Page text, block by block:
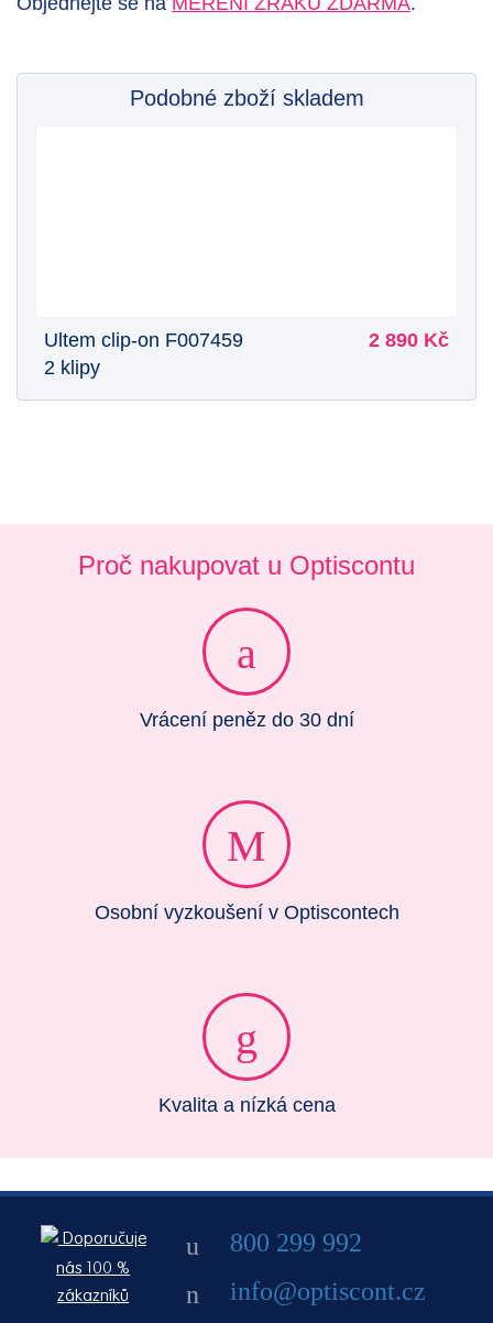
Podobné zboží skladem
Ultem clip-on F007459
2 klipy
2 890 Kč
Proč nakupovat u Optiscontu
Vrácení peněz do 30 dní
Osobní vyzkoušení v Optiscontech
Kvalita a nízká cena
Doporučuje
nás 100 %
zákazníků
800 299 992
info@optiscont.cz